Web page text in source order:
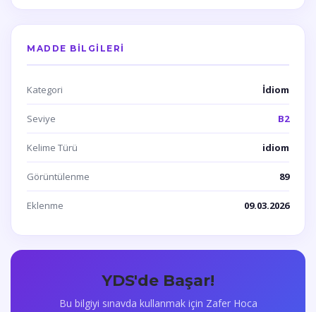
MADDE BILGILERI
Kategori İdiom
Seviye B2
Kelime Türü idiom
Görüntülenme 89
Eklenme 09.03.2026
YDS'de Başar!
Bu bilgiyi sınavda kullanmak için Zafer Hoca